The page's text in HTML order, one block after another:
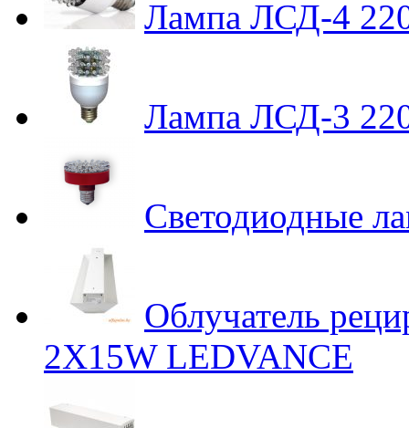
Лампа ЛСД-4
Лампа ЛСД-3
Светодиодные
Облучатель
2X15W LEDVANCE